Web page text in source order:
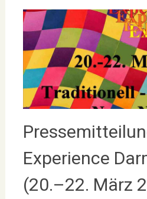
Experience
(20.–22. März